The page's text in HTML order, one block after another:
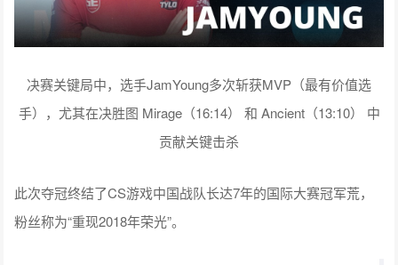
决赛关键局中，选手JamYoung多次斩获MVP（最有价值选
手），尤其在决胜图 Mirage（16:14） 和 Ancient（13:10） 中
贡献关键击杀
此次夺冠终结了CS游戏中国战队长达7年的国际大赛冠军荒，
粉丝称为“重现2018年荣光”。